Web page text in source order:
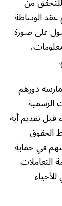
عقد الوساطة
على صورة
دورهم
قبل تقديم أية
الحقوق
في حماية
التعاملات